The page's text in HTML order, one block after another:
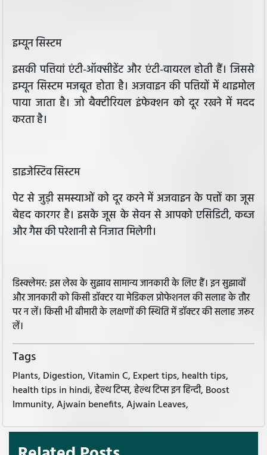
इम्यून सिस्टम
इसकी पत्तियां एंटी-ऑक्सीडेंट और एंटी-वायरल होती हैं। जिससे
इम्यून सिस्टम मजबूत होता है। अजवाइन की पत्तियों में थाइमोल
पाया जाता है। जो बैक्टीरियल इंफेक्शन को दूर रखने में मदद
करता है।
डाइजेस्टिव सिस्‍टम
पेट से जुड़ी समस्‍याओं को दूर करने में अजवाइन के पत्तों का जूस
बेहद कारगर है। इसके जूस के सेवन से आपको एसिडिटी, कब्ज
और गैस की परेशानी से निजात मिलेगी।
डिस्क्लेमर: इस लेख के सुझाव सामान्य जानकारी के लिए हैं। इन सुझावों
और जानकारी को किसी डॉक्टर या मेडिकल प्रोफेशनल की सलाह के तौर
पर न लें। किसी भी बीमारी के लक्षणों की स्थिति में डॉक्टर की सलाह जरूर
लें।
Tags
Plants, Digestion, Vitamin C, Expert tips, health tips,
health tips in hindi, हेल्थ टिप्स, हेल्थ टिप्स इन हिन्दी, Boost
Immunity, Ajwain benefits, Ajwain Leaves,